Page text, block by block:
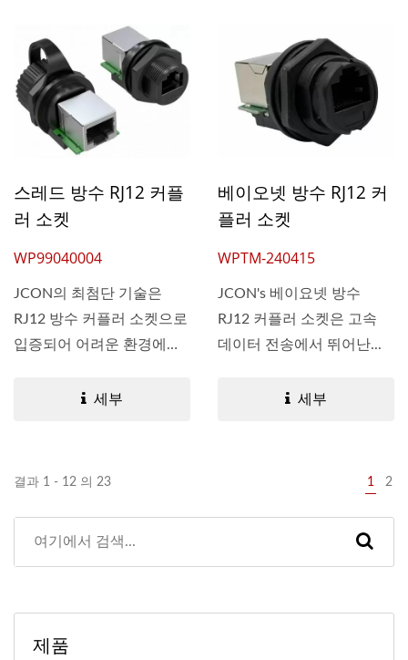
스레드 방수 RJ12 커플
러 소켓
WP99040004
JCON의 최첨단 기술은
RJ12 방수 커플러 소켓으로
입증되어 어려운 환경에서
세부
베이오넷 방수 RJ12 커
플러 소켓
WPTM-240415
JCON's 베이요넷 방수
RJ12 커플러 소켓은 고속
데이터 전송에서 뛰어난...
세부
결과 1 - 12 의 23 1 2
제품